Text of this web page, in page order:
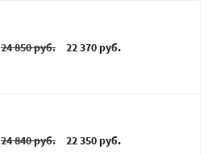
24 850 руб. 22 370 руб.
24 840 руб. 22 350 руб.